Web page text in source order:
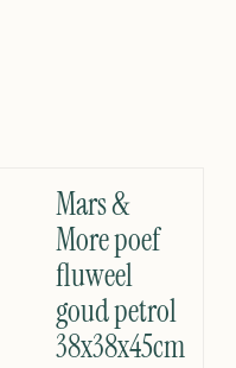
Mars &
More poef
fluweel
goud petrol
38x38x45cm